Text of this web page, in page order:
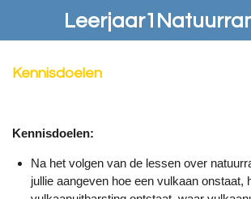
de
Kennisdoelen
Kennisdoelen:
Na het volgen van de lessen over
jullie aangeven hoe een vulkaan onstaat,